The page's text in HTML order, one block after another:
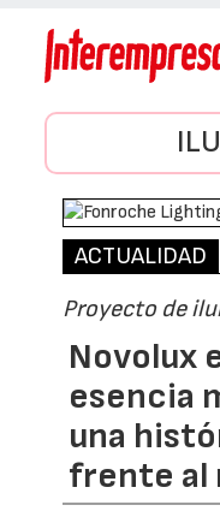
ACTUALIDAD
Proyecto de
Novolux
esencia
una
frente al